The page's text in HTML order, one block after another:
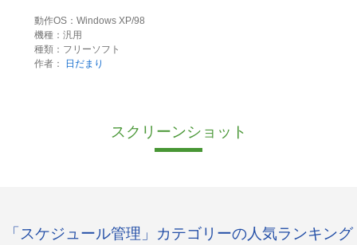
動作OS：Windows XP/98
機種：汎用
種類：フリーソフト
作者：
日だまり
スクリーンショット
「スケジュール管理」カテゴリーの人気ランキング